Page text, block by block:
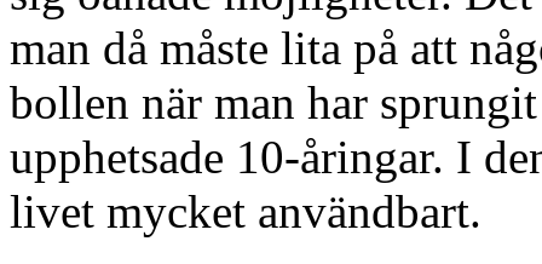
man då måste lita på att
bollen när man har
upphetsade 10-åringar. I
livet mycket användbart.